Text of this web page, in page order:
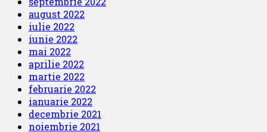
august 2022
iulie 2022
iunie 2022
mai 2022
aprilie 2022
martie 2022
februarie 2022
ianuarie 2022
decembrie 2021
noiembrie 2021